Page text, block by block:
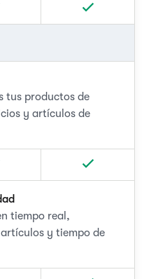
tus productos de
y artículos de
tiempo real,
y tiempo de